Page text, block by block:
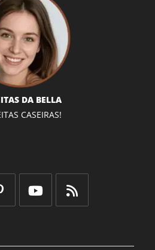
DA BELLA
CASEIRAS!
uma
uma